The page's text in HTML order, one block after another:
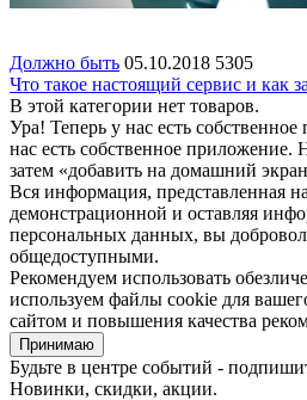
Должно быть 05.10.2018 5305
Что такое настоящий сервис и как
В этой категории нет товаров.
Ура! Теперь у нас есть
нас есть собственное приложение.
затем «добавить на домашний
Вся информация, представленная
демонстрационной и оставляя
персональных данных, вы
общедоступными.
Рекомендуем использовать
используем файлы cookie для
сайтом и повышения качества
Принимаю
Будьте в центре событий -
Новинки, скидки, акции.